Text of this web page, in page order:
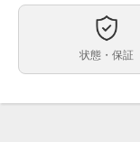
約
ケース素材
サ
状態・保証